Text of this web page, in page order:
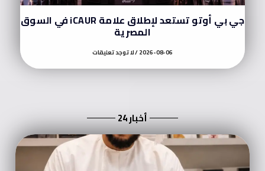
جي بي أوتو تستعد لإطلاق علامة iCAUR في السوق
المصرية
2026-08-06 لا توجد تعليقات
أخبار 24